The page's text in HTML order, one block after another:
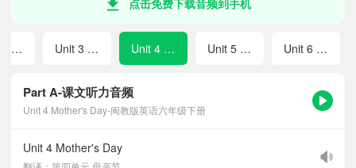
点击免费下载音频到手机
Part A-课文听力音频
Unit 4 Mother's Day-闽教版英语六年级下册
Unit 4 Mother's Day
Unit 2 Helping Each Other Unit 3 Seeing a Doctor Unit 4 Mother's Day Unit 5 Occupation Unit 6 Dream Job